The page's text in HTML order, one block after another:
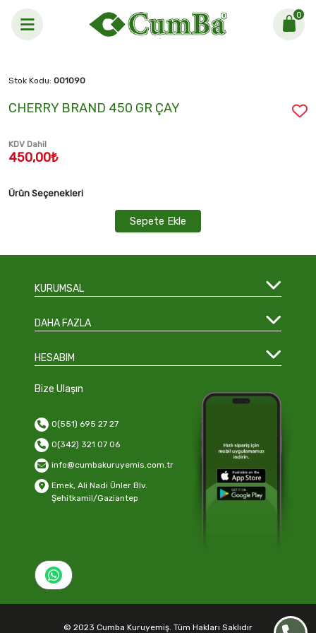
0
CHERRY BRAND 450 GR ÇAY
Stok Kodu: 001090
CHERRY BRAND 450 GR ÇAY
KDV Dahil
450,00₺
Ürün Seçenekleri
Sepete Ekle
KURUMSAL
DAHA FAZLA
HESABIM
Bize Ulaşın
0(551) 695 27 27
0(342) 321 07 06
info@cumbakuruyemis.com.tr
Emek, Ali Nadi Ünler Blv.
Şehitkamil/Gaziantep
© 2023 Cumba Kuruyemiş. Tüm Hakları Saklıdır